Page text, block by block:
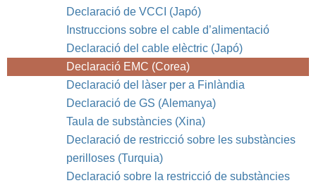
Declaració de VCCI (Japó)
Instruccions sobre el cable d’alimentació
Declaració del cable elèctric (Japó)
Declaració EMC (Corea)
Declaració del làser per a Finlàndia
Declaració de GS (Alemanya)
Taula de substàncies (Xina)
Declaració de restricció sobre les substàncies
perilloses (Turquia)
Declaració sobre la restricció de substàncies